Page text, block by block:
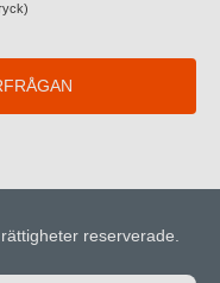
reserverade.